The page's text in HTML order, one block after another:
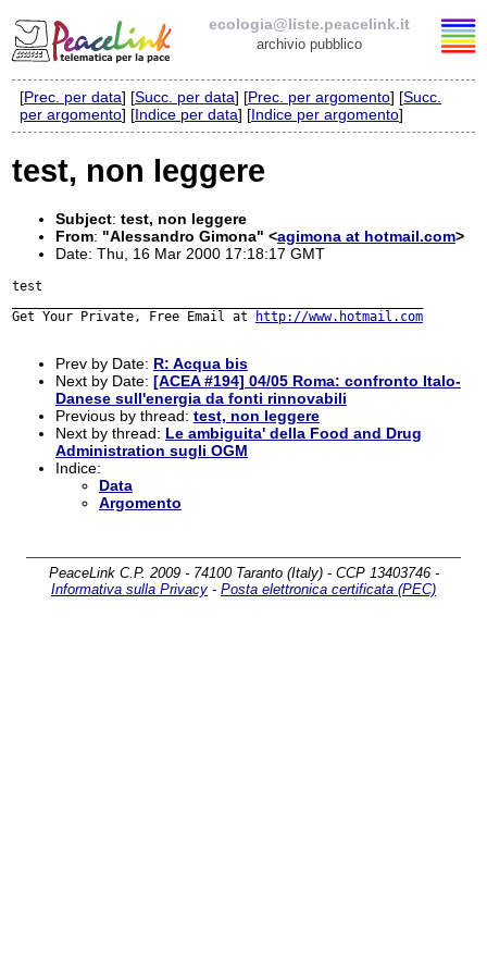
ecologia@liste.peacelink.it
archivio pubblico
Elenco delle liste
Policy delle liste di PeaceLink
[Prec. per data] [Succ. per data] [Prec. per argomento] [Succ.
per argomento] [Indice per data] [Indice per argomento]
test, non leggere
Subject: test, non leggere
From: "Alessandro Gimona" <agimona at hotmail.com>
Date: Thu, 16 Mar 2000 17:18:17 GMT
test
Get Your Private, Free Email at
http://www.hotmail.com
Prev by Date: R: Acqua bis
Next by Date: [ACEA #194] 04/05 Roma: confronto Italo-
Danese sull'energia da fonti rinnovabili
Previous by thread: test, non leggere
Next by thread: Le ambiguita' della Food and Drug
Administration sugli OGM
Indice:
Data
Argomento
PeaceLink C.P. 2009 - 74100 Taranto (Italy) - CCP 13403746 -
Informativa sulla Privacy - Posta elettronica certificata (PEC)